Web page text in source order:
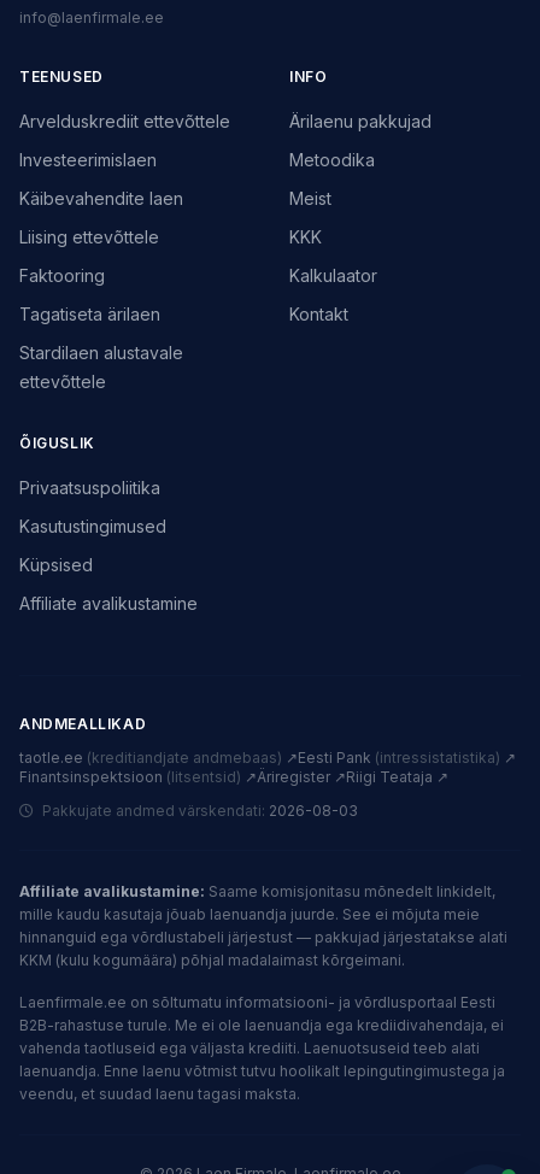
info@laenfirmale.ee
TEENUSED
Arvelduskrediit ettevõttele
Investeerimislaen
Käibevahendite laen
Liising ettevõttele
Faktooring
Tagatiseta ärilaen
Stardilaen alustavale
ettevõttele
INFO
Ärilaenu pakkujad
Metoodika
Meist
KKK
Kalkulaator
Kontakt
ÕIGUSLIK
Privaatsuspoliitika
Kasutustingimused
Küpsised
Affiliate avalikustamine
ANDMEALLIKAD
taotle.ee (kreditiandjate andmebaas) ↗Eesti Pank (intressistatistika) ↗
Finantsinspektsioon (litsentsid) ↗Äriregister ↗Riigi Teataja ↗
Pakkujate andmed värskendati: 2026-08-03
Affiliate avalikustamine: Saame komisjonitasu mõnedelt linkidelt,
mille kaudu kasutaja jõuab laenuandja juurde. See ei mõjuta meie
hinnanguid ega võrdlustabeli järjestust — pakkujad järjestatakse alati
KKM (kulu kogumäära) põhjal madalaimast kõrgeimani.
Laenfirmale.ee on sõltumatu informatsiooni- ja võrdlusportaal Eesti
B2B-rahastuse turule. Me ei ole laenuandja ega krediidivahendaja, ei
vahenda taotluseid ega väljasta krediiti. Laenuotsuseid teeb alati
laenuandja. Enne laenu võtmist tutvu hoolikalt lepingutingimustega ja
veendu, et suudad laenu tagasi maksta.